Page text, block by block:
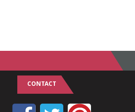
CONTACT